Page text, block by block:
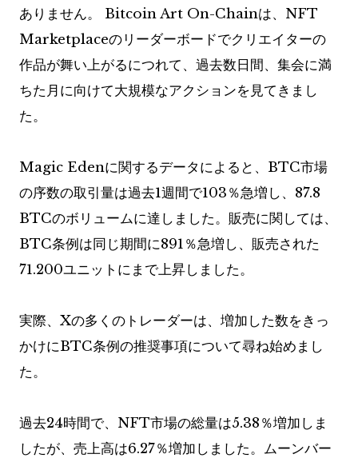
ありません。 Bitcoin Art On-Chainは、NFT
Marketplaceのリーダーボードでクリエイターの
作品が舞い上がるにつれて、過去数日間、集会に満
ちた月に向けて大規模なアクションを見てきまし
た。
Magic Edenに関するデータによると、BTC市場
の序数の取引量は過去1週間で103％急増し、87.8
BTCのボリュームに達しました。販売に関しては、
BTC条例は同じ期間に891％急増し、販売された
71.200ユニットにまで上昇しました。
実際、Xの多くのトレーダーは、増加した数をきっ
かけにBTC条例の推奨事項について尋ね始めまし
た。
過去24時間で、NFT市場の総量は5.38％増加しま
したが、売上高は6.27％増加しました。ムーンバー